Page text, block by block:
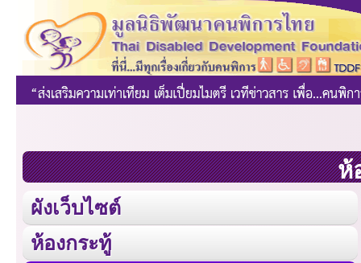
ห้
ผังเว็บไซต์
ห้องกระทู้